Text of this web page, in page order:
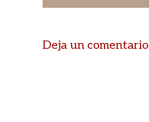
Deja un comentario